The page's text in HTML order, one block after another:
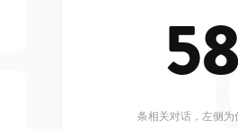
58
条相关对话，左侧为